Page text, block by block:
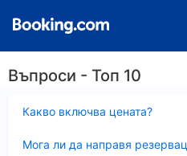
Въпроси - Топ 10
Какво включва цената?
Мога ли да направя